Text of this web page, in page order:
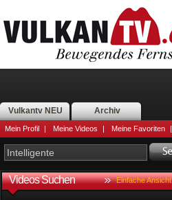
Vulkantv NEU Archiv
Mein Profil | Meine Videos | Meine Favoriten |
Videos Suchen Einfache Ansicht